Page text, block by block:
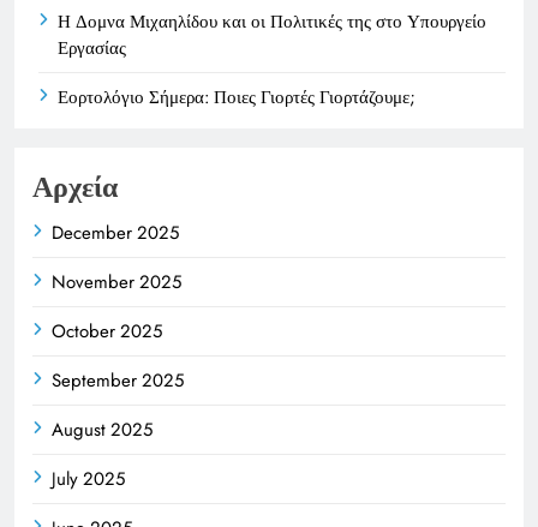
Η Δομνα Μιχαηλίδου και οι Πολιτικές της στο Υπουργείο
Εργασίας
Εορτολόγιο Σήμερα: Ποιες Γιορτές Γιορτάζουμε;
Αρχεία
December 2025
November 2025
October 2025
September 2025
August 2025
July 2025